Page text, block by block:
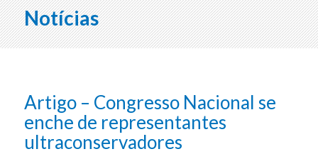
Notícias
Artigo – Congresso Nacional se
enche de representantes
ultraconservadores